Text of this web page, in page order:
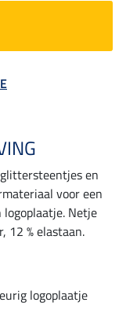
en
voor een
Netje
12 % elastaan.
logoplaatje